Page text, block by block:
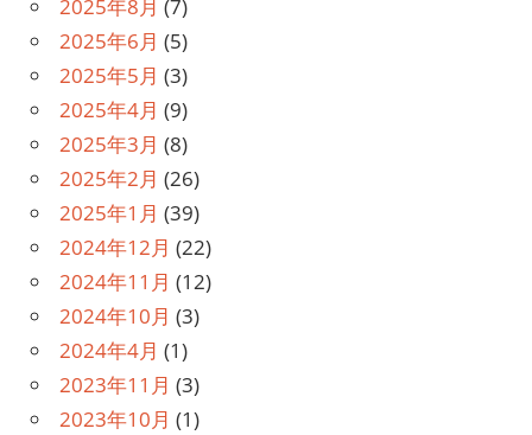
2025年8月 (7)
2025年6月 (5)
2025年5月 (3)
2025年4月 (9)
2025年3月 (8)
2025年2月 (26)
2025年1月 (39)
2024年12月 (22)
2024年11月 (12)
2024年10月 (3)
2024年4月 (1)
2023年11月 (3)
2023年10月 (1)